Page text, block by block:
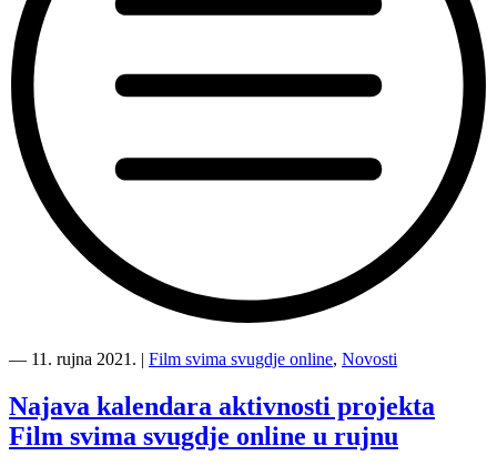
svima
online
stiže
u
― 11. rujna 2021. | Film svima svugdje online, Novosti
Najava kalendara aktivnosti projekta
Film svima svugdje online u rujnu